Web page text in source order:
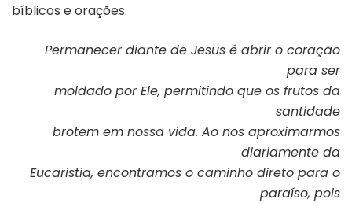
bíblicos e orações.
Permanecer diante de Jesus é abrir o coração
para ser
moldado por Ele, permitindo que os frutos da
santidade
brotem em nossa vida. Ao nos aproximarmos
diariamente da
Eucaristia, encontramos o caminho direto para o
paraíso, pois